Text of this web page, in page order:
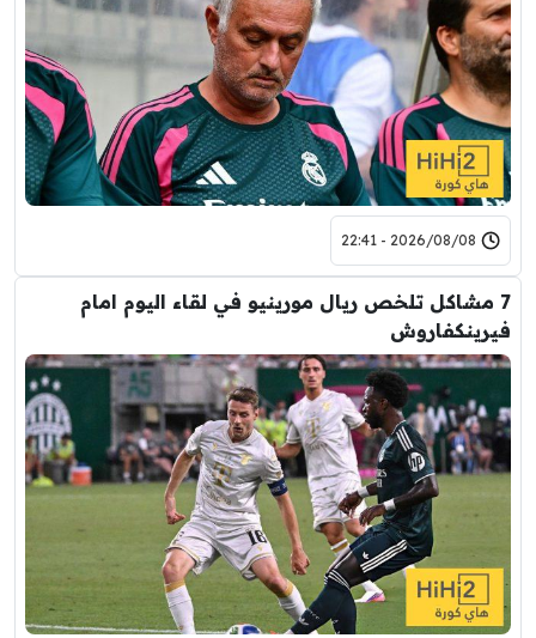
2026/08/08 - 22:41
7 مشاكل تلخص ريال مورينيو في لقاء اليوم امام
فيرينكفاروش